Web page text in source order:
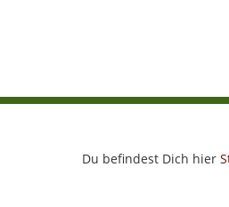
Du befindest Dich hier